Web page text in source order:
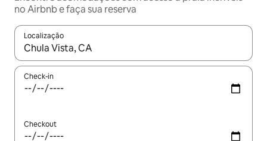
no Airbnb e faça sua reserva
Localização
Quando os resultados estiverem disponíveis, explore-os
Check-in
Checkout